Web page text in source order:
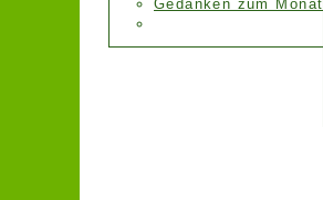
Gedanken zum Monat